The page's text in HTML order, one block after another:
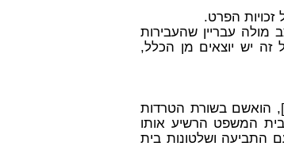
הפרט.
מולה עבריין שהעבירות
זה יש יוצאים מן הכלל,
הואשם בשורת הטרדות
בית המשפט הרשיע אותו
עם התביעה ושלטונות בית